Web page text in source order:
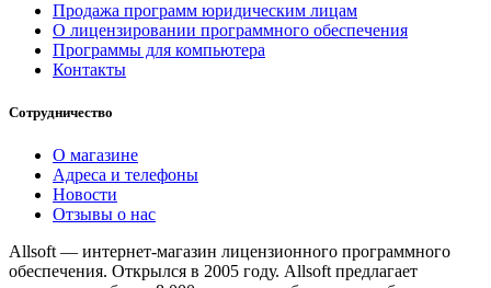
Продажа программ юридическим лицам
О лицензировании программного обеспечения
Программы для компьютера
Контакты
Сотрудничество
О магазине
Адреса и телефоны
Новости
Отзывы о нас
Allsoft — интернет-магазин лицензионного программного
обеспечения. Открылся в 2005 году. Allsoft предлагает